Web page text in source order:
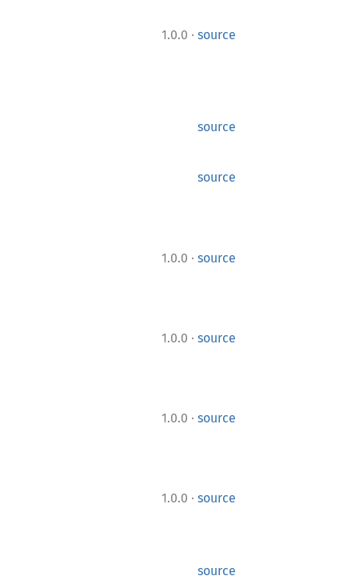
1.0.0 · source
source
source
1.0.0 · source
1.0.0 · source
1.0.0 · source
1.0.0 · source
source